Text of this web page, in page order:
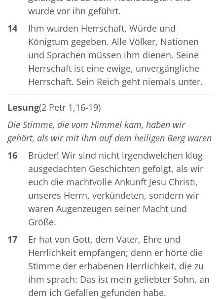
wurde vor ihn geführt.
14
Ihm wurden Herrschaft, Würde und
Königtum gegeben. Alle Völker, Nationen
und Sprachen müssen ihm dienen. Seine
Herrschaft ist eine ewige, unvergängliche
Herrschaft. Sein Reich geht niemals unter.
Lesung(2 Petr 1,16-19)
Die Stimme, die vom Himmel kam, haben wir
gehört, als wir mit ihm auf dem heiligen Berg waren
16
Brüder! Wir sind nicht irgendwelchen klug
ausgedachten Geschichten gefolgt, als wir
euch die machtvolle Ankunft Jesu Christi,
unseres Herrn, verkündeten, sondern wir
waren Augenzeugen seiner Macht und
Größe.
17
Er hat von Gott, dem Vater, Ehre und
Herrlichkeit empfangen; denn er hörte die
Stimme der erhabenen Herrlichkeit, die zu
ihm sprach: Das ist mein geliebter Sohn, an
dem ich Gefallen gefunden habe.